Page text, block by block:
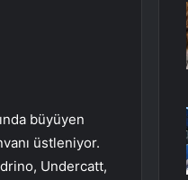
büyüyen
üstleniyor.
Undercatt,